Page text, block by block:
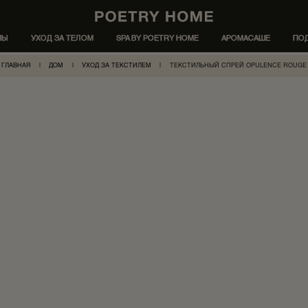
УХОД ЗА ТЕЛОМ SPA BY POETRY HOME АРОМАСАШЕ
ГЛАВНАЯ ДОМ УХОД ЗА ТЕКСТИЛЕМ ТЕКСТИЛЬНЫЙ СПРЕЙ OPULENCE ROUGE